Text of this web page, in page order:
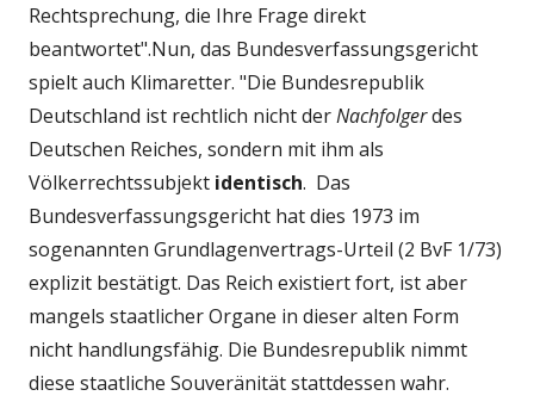
Rechtsprechung, die Ihre Frage direkt
beantwortet".Nun, das Bundesverfassungsgericht
spielt auch Klimaretter. "Die Bundesrepublik
Deutschland ist rechtlich nicht derNachfolgerdes
Deutschen Reiches, sondern mit ihm als
Völkerrechtssubjekt identisch. Das
Bundesverfassungsgericht hat dies 1973 im
sogenannten Grundlagenvertrags-Urteil (2 BvF 1/73)
explizit bestätigt. Das Reich existiert fort, ist aber
mangels staatlicher Organe in dieser alten Form
nicht handlungsfähig. Die Bundesrepublik nimmt
diese staatliche Souveränität stattdessen wahr.